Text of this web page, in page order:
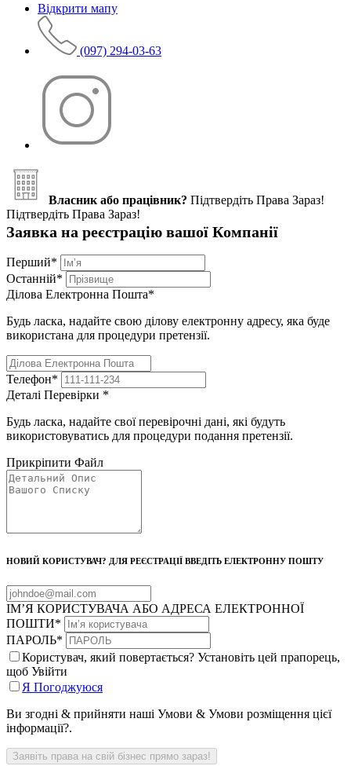
Відкрити мапу
(097) 294-03-63
Власник або працівник? Підтвердіть Права Зараз!
Підтвердіть Права Зараз!
Заявка на реєстрацію вашої Компанії
Перший*
Останній*
Ділова Електронна Пошта*
Будь ласка, надайте свою ділову електронну адресу, яка буде
використана для процедури претензії.
Телефон*
Деталі Перевірки *
Будь ласка, надайте свої перевірочні дані, які будуть
використовуватись для процедури подання претензії.
Прикріпити Файл
НОВИЙ КОРИСТУВАЧ? ДЛЯ РЕЄСТРАЦІЇ ВВЕДІТЬ ЕЛЕКТРОННУ ПОШТУ
ІМ’Я КОРИСТУВАЧА АБО АДРЕСА ЕЛЕКТРОННОЇ
ПОШТИ*
ПАРОЛЬ*
Користувач, який повертається? Установіть цей прапорець,
щоб Увійти
Я Погоджуюся
Ви згодні & прийняти наші Умови & Умови розміщення цієї
інформації?.